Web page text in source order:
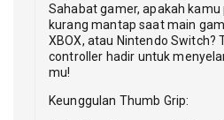
Sahabat gamer, apakah
kurang mantap saat main
XBOX, atau Nintendo Switch?
controller hadir untuk
mu!
Keunggulan Thumb Grip: